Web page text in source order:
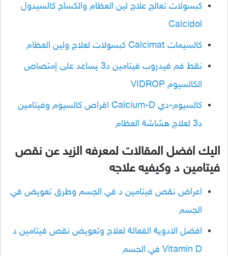
كبسولات تعالج علاج لين العظام والكساح كالسيدول
Calcidol
كالسيمات Calcimat كبسولات لعلاج ولين العظام
نقط فم فيدروب فيتامين د3 يساعد على إمتصاص
الكالسيوم VIDROP
كالسيوم-دي Calcium-D اقراص كالسيوم وفيتامين
د3 لعلاج هشاشة العظام
اليك افضل المقالات لمعرفه الزيد عن نقص
فيتامين د وكيفيه علاجه
اعراض نقص فيتامين د في الجسم وطرق تعويض في
الجسم
افضل الادوية الفعالة لعلاج وتعويض نقص فيتامين د
Vitamin D في الجسم